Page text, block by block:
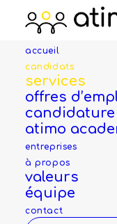
accueil
candidats
services
offres
atimo
entreprises
à propos
valeurs
équipe
contact
Être
activité
avec
et vos